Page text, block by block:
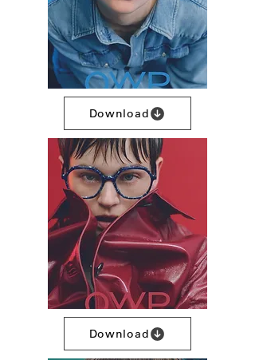
Download
Download